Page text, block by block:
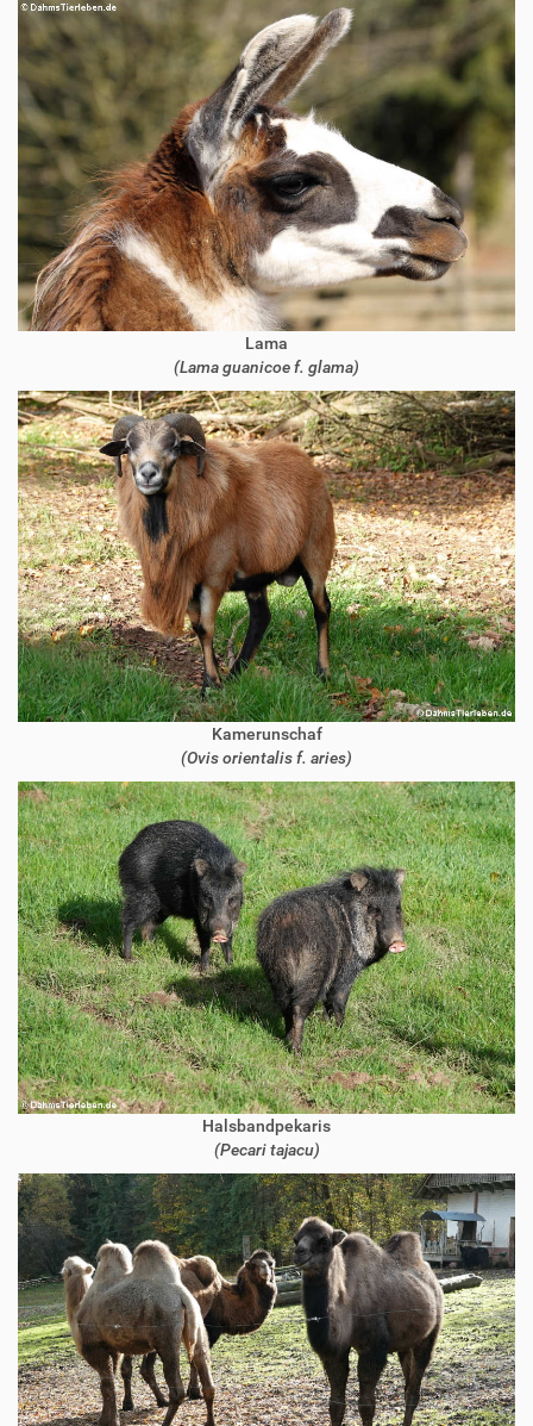
Lama
(Lama guanicoe f. glama)
Kamerunschaf
(Ovis orientalis f. aries)
Halsbandpekaris
(Pecari tajacu)